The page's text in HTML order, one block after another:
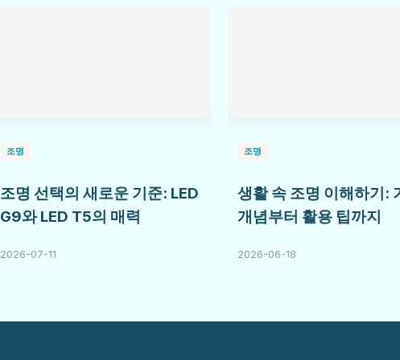
조명
조명 선택의 새로운 기준: LED
G9와 LED T5의 매력
2026-07-11
조명
생활 속 조명 이해하기:
개념부터 활용 팁까지
2026-06-18